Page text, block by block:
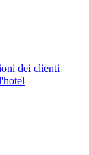
dei clienti